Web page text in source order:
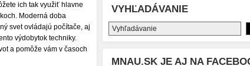
ich tak využiť hlavne
Moderná doba
svet ovládajú počítače, aj
výdobytok techniky.
a pomôže vám v časoch
VYHĽADÁVANIE
MNAU.SK JE AJ NA